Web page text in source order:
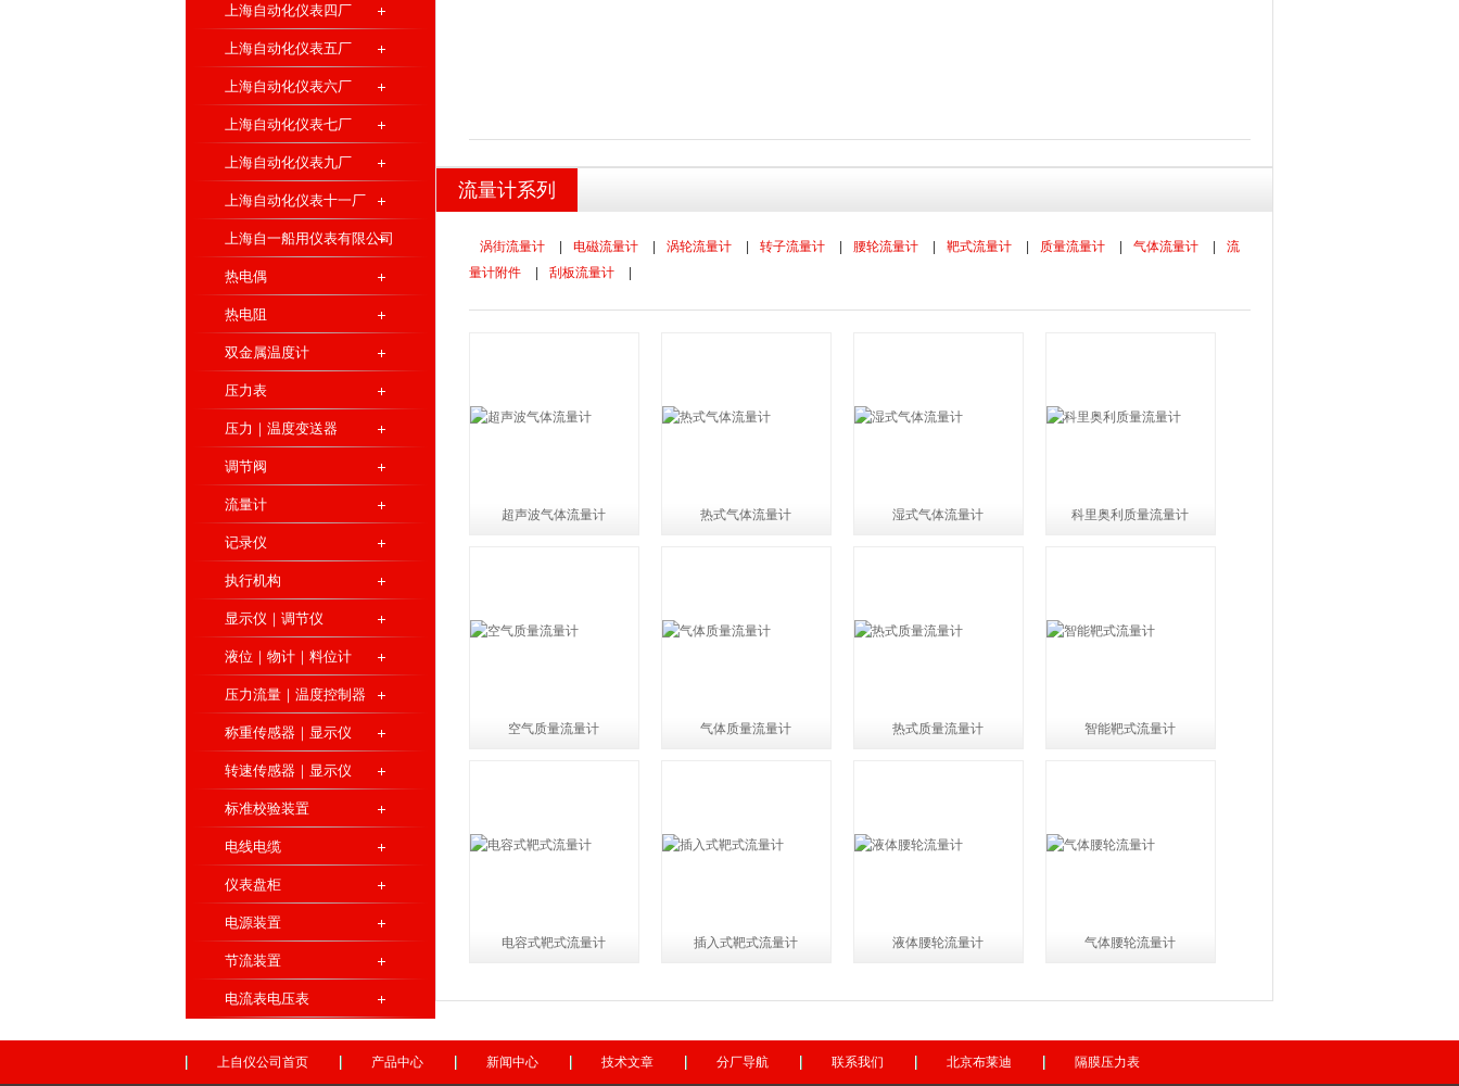
上海自动化仪表四厂
上海自动化仪表五厂
上海自动化仪表六厂
上海自动化仪表七厂
上海自动化仪表九厂
上海自动化仪表十一厂
上海自一船用仪表有限公司
热电偶
热电阻
双金属温度计
压力表
压力｜温度变送器
调节阀
流量计
记录仪
执行机构
显示仪｜调节仪
液位｜物计｜料位计
压力流量｜温度控制器
称重传感器｜显示仪
转速传感器｜显示仪
标准校验装置
电线电缆
仪表盘柜
电源装置
节流装置
电流表电压表
流量计系列
涡街流量计 电磁流量计 涡轮流量计 转子流量计 腰轮流量计 靶式流量计 质量流量计 气体流量计
流
量计附件
刮板流量计
超声波气体流量计 热式气体流量计 湿式气体流量计 科里奥利质量流量计
空气质量流量计 气体质量流量计 热式质量流量计 智能靶式流量计
电容式靶式流量计 插入式靶式流量计 液体腰轮流量计 气体腰轮流量计
上自仪公司首页 产品中心 新闻中心 技术文章 分厂导航 联系我们 北京布莱迪 隔膜压力表